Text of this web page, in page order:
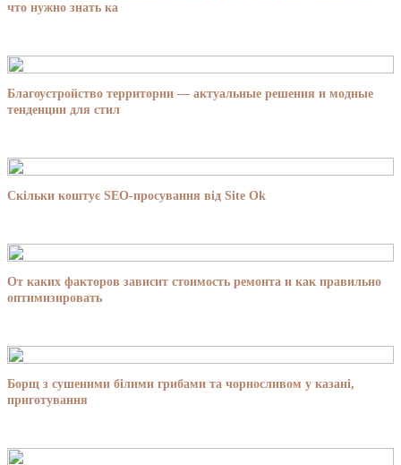
что нужно знать ка
Благоустройство территории — актуальные решения и модные
тенденции для стил
Скільки коштує SEO-просування від Site Ok
От каких факторов зависит стоимость ремонта и как правильно
оптимизировать
Борщ з сушеними білими грибами та чорносливом у казані,
приготування